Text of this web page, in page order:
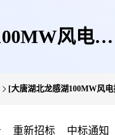
风电扩
[大唐湖北龙感湖100MW风
重新招标 中标通知